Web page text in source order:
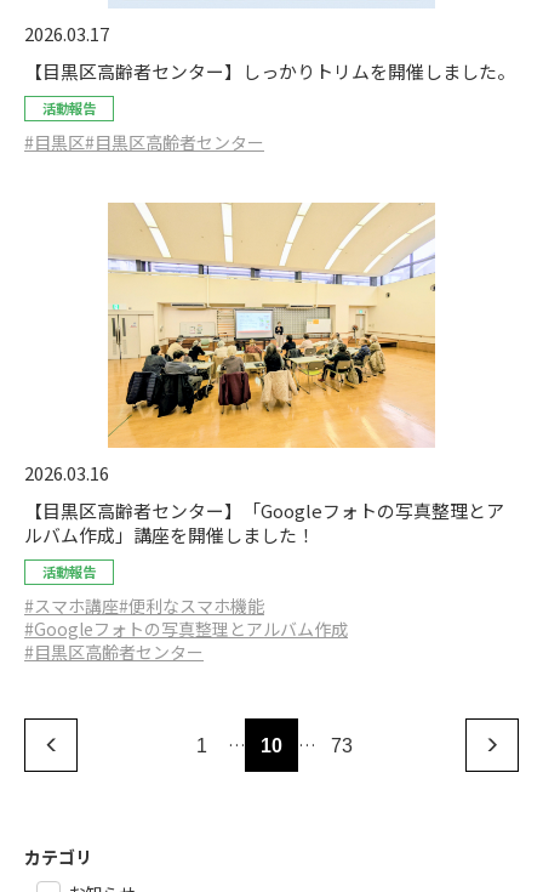
2026.03.17
【目黒区高齢者センター】しっかりトリムを開催しました。
活動報告
#目黒区#目黒区高齢者センター
2026.03.16
【目黒区高齢者センター】「Googleフォトの写真整理とア
ルバム作成」講座を開催しました！
活動報告
#スマホ講座#便利なスマホ機能
#Googleフォトの写真整理とアルバム作成
#目黒区高齢者センター
1 … 10 … 73
カテゴリ